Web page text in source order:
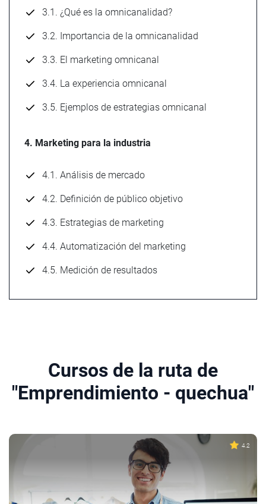
3.1. ¿Qué es la omnicanalidad?
3.2. Importancia de la omnicanalidad
3.3. El marketing omnicanal
3.4. La experiencia omnicanal
3.5. Ejemplos de estrategias omnicanal
4. Marketing para la industria
4.1. Análisis de mercado
4.2. Definición de público objetivo
4.3. Estrategias de marketing
4.4. Automatización del marketing
4.5. Medición de resultados
Cursos de la ruta de
"Emprendimiento - quechua"
4.2